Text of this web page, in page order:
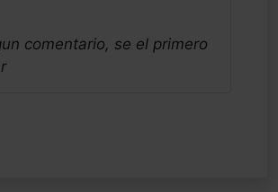
comentario, se el primero